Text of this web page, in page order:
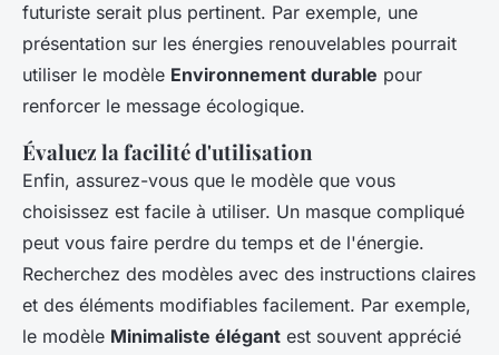
futuriste serait plus pertinent. Par exemple, une
présentation sur les énergies renouvelables pourrait
utiliser le modèle Environnement durable pour
renforcer le message écologique.
Évaluez la facilité d'utilisation
Enfin, assurez-vous que le modèle que vous
choisissez est facile à utiliser. Un masque compliqué
peut vous faire perdre du temps et de l'énergie.
Recherchez des modèles avec des instructions claires
et des éléments modifiables facilement. Par exemple,
le modèle Minimaliste élégant est souvent apprécié